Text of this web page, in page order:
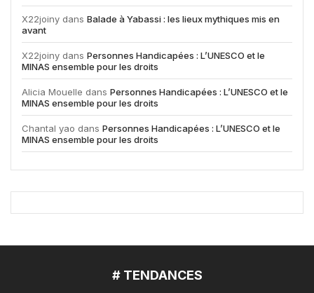
X22joiny dans Balade à Yabassi : les lieux mythiques mis en
avant
X22joiny dans Personnes Handicapées : L’UNESCO et le
MINAS ensemble pour les droits
Alicia Mouelle dans Personnes Handicapées : L’UNESCO et le
MINAS ensemble pour les droits
Chantal yao dans Personnes Handicapées : L’UNESCO et le
MINAS ensemble pour les droits
# TENDANCES